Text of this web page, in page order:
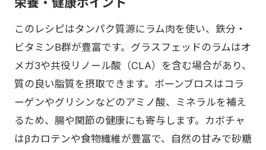
このレシピはタンパク質源にラム肉を使い、鉄分・
ビタミンB群が豊富です。グラスフェッドのラムはオ
メガ3や共役リノール酸（CLA）を含む場合があり、
質の良い脂質を摂取できます。ボーンブロスはコラ
ーゲンやグリシンなどのアミノ酸、ミネラルを補え
るため、腸や関節の健康にも寄与します。カボチャ
はβカロテンや食物繊維が豊富で、自然の甘みで砂糖